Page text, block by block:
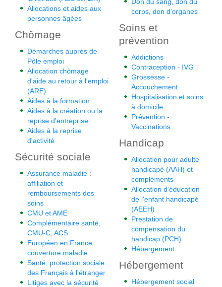
Allocations et aides aux
personnes âgées
Chômage
Démarches auprès de
Pôle emploi
Allocation chômage
d'aide au retour à l'emploi
(ARE)
Aides à la formation
Aides à la création ou la
reprise d'entreprise
Aides à la reprise
d'activité
Sécurité sociale
Assurance maladie :
affiliation et
remboursements des
soins
CMU et AME
Complémentaire santé,
CMU-C, ACS
Européen en France :
couverture maladie
Santé, protection sociale
des Français à l'étranger
Litiges avec la sécurité
corps, don d'organes
Soins et
prévention
Addictions
Contraception - IVG
Grossesse -
Accouchement
Hospitalisation et soins
à domicile
Prévention -
Vaccinations
Handicap
Allocation pour adulte
handicapé (AAH) et
compléments
Allocation d'éducation
de l'enfant handicapé
(AEEH)
Prestation de
compensation du
handicap (PCH)
Hébergement
Hébergement
Hébergement social